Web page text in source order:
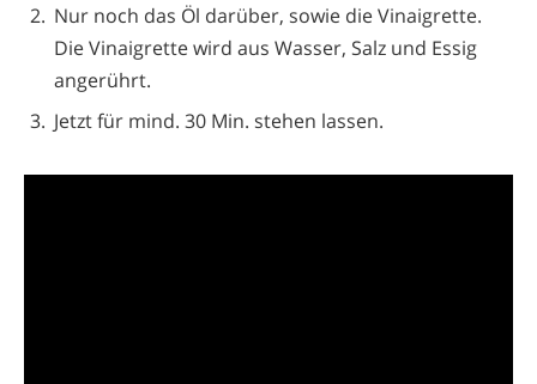
Nur noch das Öl darüber, sowie die Vinaigrette.
Die Vinaigrette wird aus Wasser, Salz und Essig
angerührt.
Jetzt für mind. 30 Min. stehen lassen.